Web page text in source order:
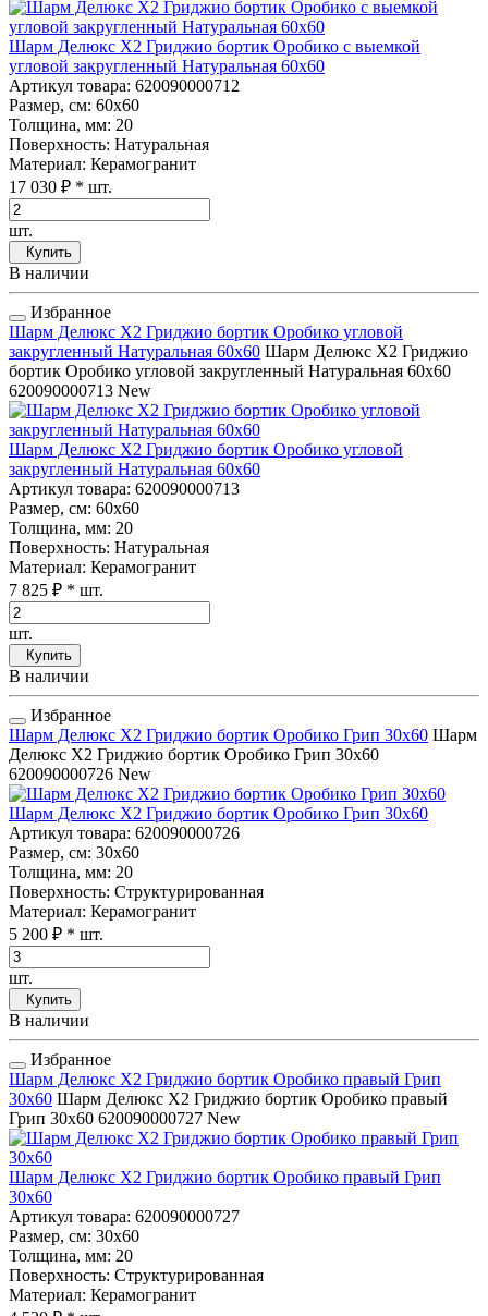
Шарм Делюкс Х2 Гриджио бортик Оробико с выемкой
угловой закругленный Натуральная 60x60
Артикул товара: 620090000712
Размер, см: 60x60
Толщина, мм: 20
Поверхность: Натуральная
Материал: Керамогранит
17 030 ₽ * шт.
шт.
Купить
В наличии
Избранное
Шарм Делюкс Х2 Гриджио бортик Оробико угловой
закругленный Натуральная 60x60 Шарм Делюкс Х2 Гриджио
бортик Оробико угловой закругленный Натуральная 60x60
620090000713 New
Шарм Делюкс Х2 Гриджио бортик Оробико угловой
закругленный Натуральная 60x60
Артикул товара: 620090000713
Размер, см: 60x60
Толщина, мм: 20
Поверхность: Натуральная
Материал: Керамогранит
7 825 ₽ * шт.
шт.
Купить
В наличии
Избранное
Шарм Делюкс Х2 Гриджио бортик Оробико Грип 30x60 Шарм
Делюкс Х2 Гриджио бортик Оробико Грип 30x60
620090000726 New
Шарм Делюкс Х2 Гриджио бортик Оробико Грип 30x60
Артикул товара: 620090000726
Размер, см: 30x60
Толщина, мм: 20
Поверхность: Структурированная
Материал: Керамогранит
5 200 ₽ * шт.
шт.
Купить
В наличии
Избранное
Шарм Делюкс Х2 Гриджио бортик Оробико правый Грип
30x60 Шарм Делюкс Х2 Гриджио бортик Оробико правый
Грип 30x60 620090000727 New
Шарм Делюкс Х2 Гриджио бортик Оробико правый Грип
30x60
Артикул товара: 620090000727
Размер, см: 30x60
Толщина, мм: 20
Поверхность: Структурированная
Материал: Керамогранит